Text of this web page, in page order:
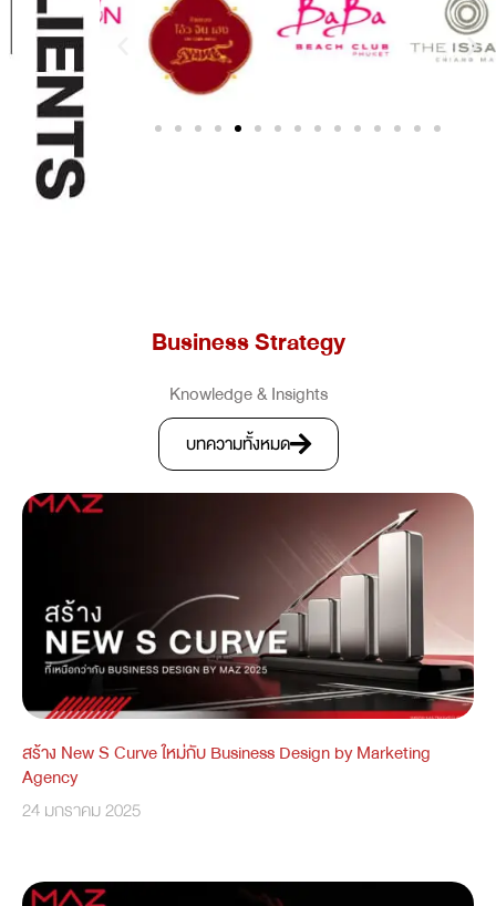
Business Strategy
Knowledge & Insights
บทความทั้งหมด
สร้าง New S Curve ใหม่กับ Business Design by Marketing
Agency
24 มกราคม 2025